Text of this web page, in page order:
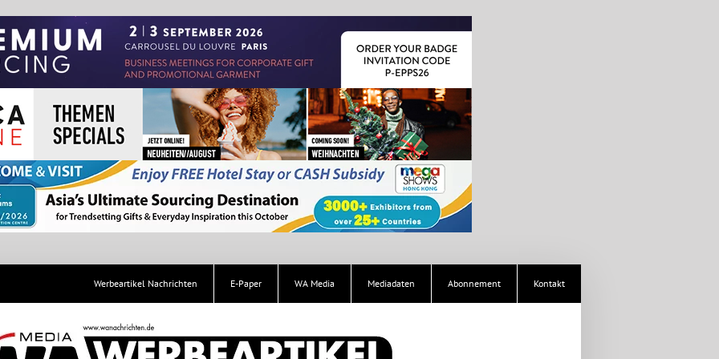
Werbeartikel Nachrichten E-Paper WA Media Mediadaten Abonnement Kontakt